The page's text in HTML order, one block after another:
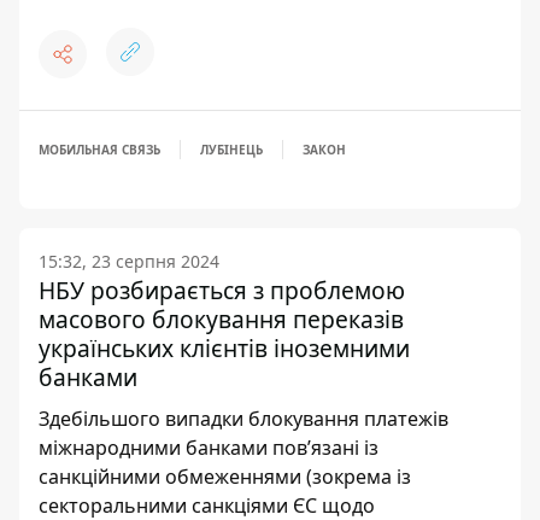
МОБИЛЬНАЯ СВЯЗЬ ЛУБІНЕЦЬ ЗАКОН
15:32, 23 серпня 2024
НБУ розбирається з проблемою
масового блокування переказів
українських клієнтів іноземними
банками
Здебільшого випадки блокування платежів
міжнародними банками пов’язані із
санкційними обмеженнями (зокрема із
секторальними санкціями ЄС щодо